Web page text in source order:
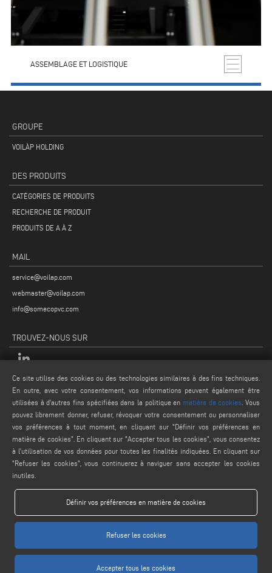
ASSEMBLAGE ET LOGISTIQUE
GROUPE
VOILÀP HOLDING
DES PRODUITS
CATÉGORIES DE PRODUITS
RECHERCHE DE PRODUIT
PRODUITS DE A À Z
MAIL
service@voilap.com
webmaster@voilap.com
info@somecopvc.com
TROUVEZ-NOUS SUR
MENTIONS LÉGALES
PRIVACY POLICY
LEGAL NOTES
COOKIE POLICY
www.voilap.com
Ce site utilise des cookies ou des technologies similaires à des fins techniques.
En outre, avec votre consentement, vos informations peuvent également être
utilisées à d'autres fins spécifiées dans la politique en matière de cookies . Vous
pouvez librement donner, refuser, révoquer votre consentement ou personnaliser
vos préférences à tout moment, en cliquant sur "Définir vos préférences en
matière de cookies". En cliquant sur "Accepter tous les cookies", vous consentez
à l'utilisation de vos données pour toutes les finalités indiquées. En cliquant sur
"Refuser les cookies", vous continuerez à naviguer sans accepter les cookies
inutiles.
Définir vos préférences en matière de cookies
Refuser les cookies
Accepter tous les cookies